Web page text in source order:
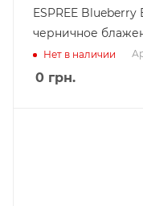
ESPREE
черничное
Нет в наличии
0 грн.